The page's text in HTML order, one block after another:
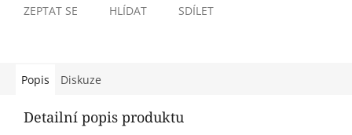
ZEPTAT SE HLÍDAT SDÍLET
Popis Diskuze
Detailní popis produktu